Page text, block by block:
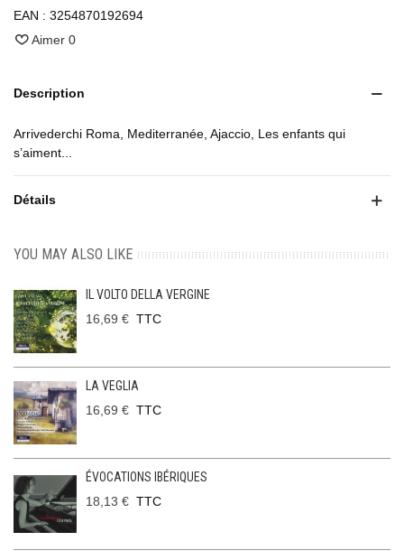
EAN : 3254870192694
Aimer 0
Description
Arrivederchi Roma, Mediterranée, Ajaccio, Les enfants qui
s’aiment...
Détails
YOU MAY ALSO LIKE
IL VOLTO DELLA VERGINE
16,69 € TTC
LA VEGLIA
16,69 € TTC
ÉVOCATIONS IBÉRIQUES
18,13 € TTC